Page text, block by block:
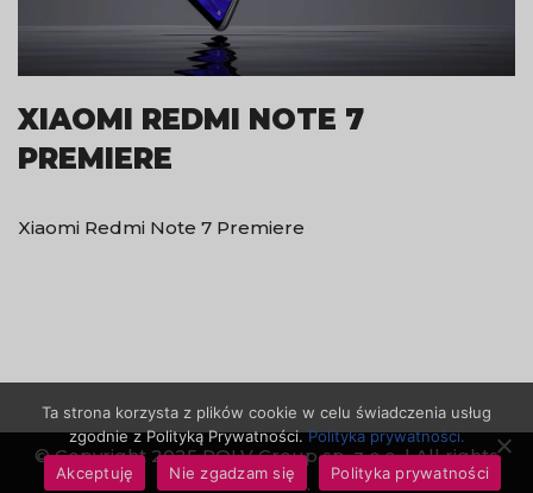
XIAOMI REDMI NOTE 7
PREMIERE
Xiaomi Redmi Note 7 Premiere
© Copyright 2025 ROLV Group sp. z o.o. | All rights
reserved.
Ta strona korzysta z plików cookie w celu świadczenia usług
zgodnie z Polityką Prywatności.Polityka prywatności.
Akceptuję
Nie zgadzam się Polityka prywatności